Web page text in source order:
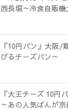
西長堀～冷食自販機
『10円パン』大阪/
びるチーズパン～
『大王チーズ 10円
～あの人気ぱんが京